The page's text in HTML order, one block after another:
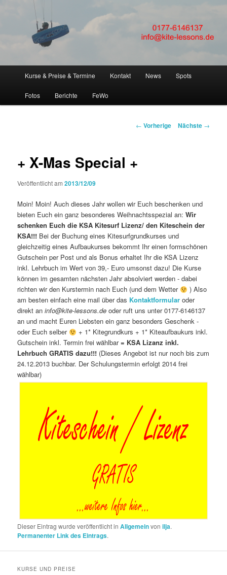
KITESURFEN LERNEN in
Kiteschule Kitekurs um Kiel
Eckernförde Hamburg
Anfänger in Kiteschule Kitesurfschule um Kiel, Eckernförde, Laboe,
Hamburg, Fehmarn, SPO
Zum
Inhalt
Kurse & Preise & Termine Kontakt News Spots
Fotos Berichte FeWo
Artikelnavigation
← Vorherige Nächste →
+ X-Mas Special +
Veröffentlicht am2013/12/09
Moin! Moin! Auch dieses Jahr wollen wir Euch beschenken und
bieten Euch ein ganz besonderes Weihnachtsspezial an:Wir
schenken Euch die KSA Kitesurf Lizenz/ den Kiteschein der
KSA!!! Bei der Buchung eines Kitesurfgrundkurses und
gleichzeitig eines Aufbaukurses bekommt Ihr einen formschönen
Gutschein per Post und als Bonus erhaltet Ihr die KSA Lizenz
inkl. Lehrbuch im Wert von 39,- Euro umsonst dazu! Die Kurse
können im gesamten nächsten Jahr absolviert werden - dabei
richten wir den Kurstermin nach Euch (und dem Wetter
) Also
am besten einfach eine mail über das Kontaktformular oder
direkt aninfo@kite-lessons.de oder ruft uns unter 0177-6146137
an und macht Euren Liebsten ein ganz besonders Geschenk -
oder Euch selber
+ 1* Kitegrundkurs + 1* Kiteaufbaukurs inkl.
Gutschein inkl. Termin frei wählbar= KSA Lizanz inkl.
Lehrbuch GRATIS dazu!!! (Dieses Angebot ist nur noch bis zum
24.12.2013 buchbar. Der Schulungstermin erfolgt 2014 frei
wählbar)
Dieser Eintrag wurde veröffentlicht inAllgemeinvonilja.
Permanenter Link des Eintrags.
KURSE UND PREISE